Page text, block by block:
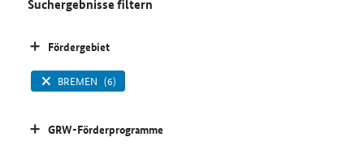
Suchergebnisse filtern
Fördergebiet
BREMEN (6)
GRW-Förderprogramme